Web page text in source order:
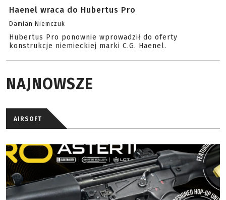
Haenel wraca do Hubertus Pro
Damian Niemczuk
Hubertus Pro ponownie wprowadził do oferty
konstrukcje niemieckiej marki C.G. Haenel.
NAJNOWSZE
AIRSOFT